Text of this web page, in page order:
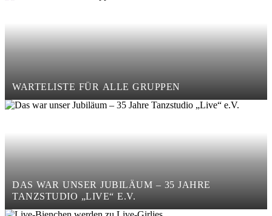
WARTELISTE FÜR ALLE GRUPPEN
DAS WAR UNSER JUBILÄUM – 35 JAHRE
TANZSTUDIO „LIVE“ E.V.